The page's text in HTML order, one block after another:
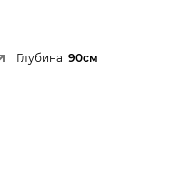
Глубина 90см